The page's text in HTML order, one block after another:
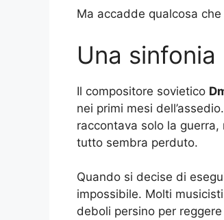
Ma accadde qualcosa
Una
Il compositore sovietico
nei primi mesi
raccontava solo la
tutto sembra perduto.
Quando si decise di
impossibile. Molti
deboli persino per